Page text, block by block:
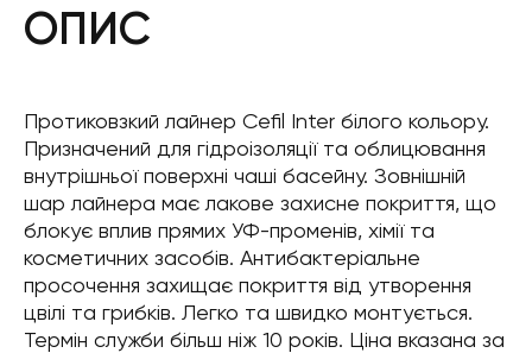
ОПИС
Протиковзкий лайнер Cefil Inter білого кольору.
Призначений для гідроізоляції та облицювання
внутрішньої поверхні чаші басейну. Зовнішній
шар лайнера має лакове захисне покриття, що
блокує вплив прямих УФ-променів, хімії та
косметичних засобів. Антибактеріальне
просочення захищає покриття від утворення
цвілі та грибків. Легко та швидко монтується.
Термін служби більш ніж 10 років. Ціна вказана за